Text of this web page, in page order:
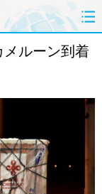
経済
ルーン到着